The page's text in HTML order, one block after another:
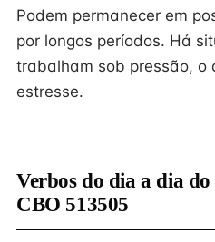
Podem permanecer em
por longos períodos. Há
trabalham sob pressão, o
estresse.
Verbos do dia a dia do
CBO 513505